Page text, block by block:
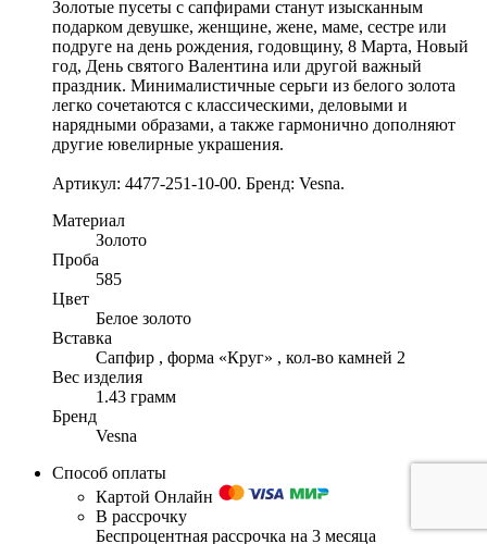
Золотые пусеты с сапфирами станут изысканным
подарком девушке, женщине, жене, маме, сестре или
подруге на день рождения, годовщину, 8 Марта, Новый
год, День святого Валентина или другой важный
праздник. Минималистичные серьги из белого золота
легко сочетаются с классическими, деловыми и
нарядными образами, а также гармонично дополняют
другие ювелирные украшения.
Артикул: 4477-251-10-00. Бренд: Vesna.
Материал
Золото
Проба
585
Цвет
Белое золото
Вставка
Сапфир , форма «Круг» , кол-во камней 2
Вес изделия
1.43 грамм
Бренд
Vesna
Способ оплаты
Картой Онлайн
В рассрочку
Беспроцентная рассрочка на 3 месяца